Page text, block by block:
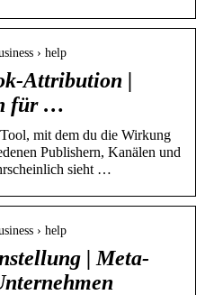
› help
Attribution |
für …
mit dem du die Wirkung
Publishern, Kanälen und
sieht …
› help
| Meta-